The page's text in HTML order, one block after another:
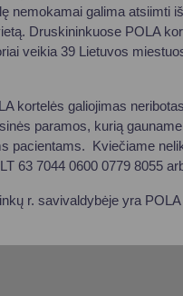
nemokamai galima
Druskininkuose POLA
veikia 39 Lietuvos
kortelės galiojimas
paramos, kurią
pacientams. Kviečiame
63 7044 0600 0779 8055
r. savivaldybėje yra